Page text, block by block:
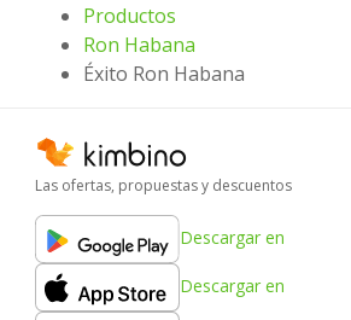
Productos
Ron Habana
Éxito Ron Habana
Las ofertas, propuestas y descuentos
Descargar en
Descargar en